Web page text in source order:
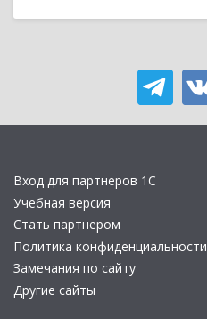
Вход для партнеров 1С
Учебная версия
Стать партнером
Политика конфиденциальности
Замечания по сайту
Другие сайты